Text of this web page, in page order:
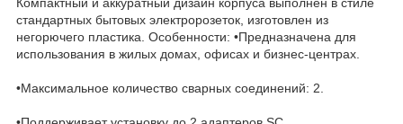
стандартных бытовых электророзеток, изготовлен из
негорючего пластика. Особенности: •Предназначена для
использования в жилых домах, офисах и бизнес-центрах.
•Максимальное количество сварных соединений: 2.